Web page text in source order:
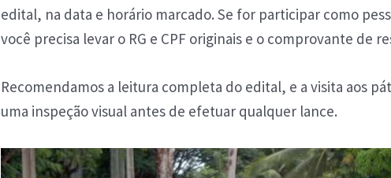
edital, na data e horário marcado. Se for participar como
você precisa levar o RG e CPF originais e o comprovante de
Recomendamos a leitura completa do edital, e a visita aos
uma inspeção visual antes de efetuar qualquer lance.